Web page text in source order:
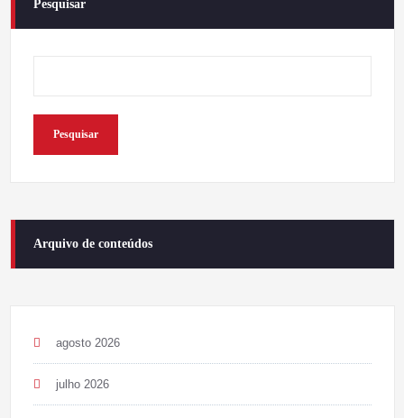
Pesquisar
Pesquisar
Arquivo de conteúdos
agosto 2026
julho 2026